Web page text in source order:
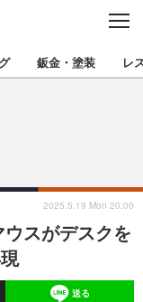
C
S
E
プを地域から探す
北陸
関西
四国
鈑金・塗装 レ
ウスがデスクを
2025.5.19 Mon 20:00
送る